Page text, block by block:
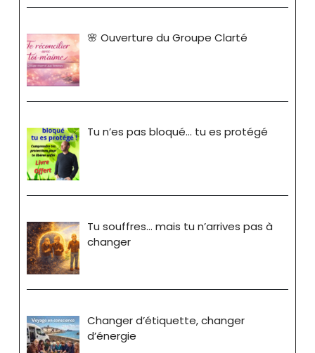
🌸 Ouverture du Groupe Clarté
Tu n’es pas bloqué… tu es protégé
Tu souffres… mais tu n’arrives pas à
changer
Changer d’étiquette, changer
d’énergie